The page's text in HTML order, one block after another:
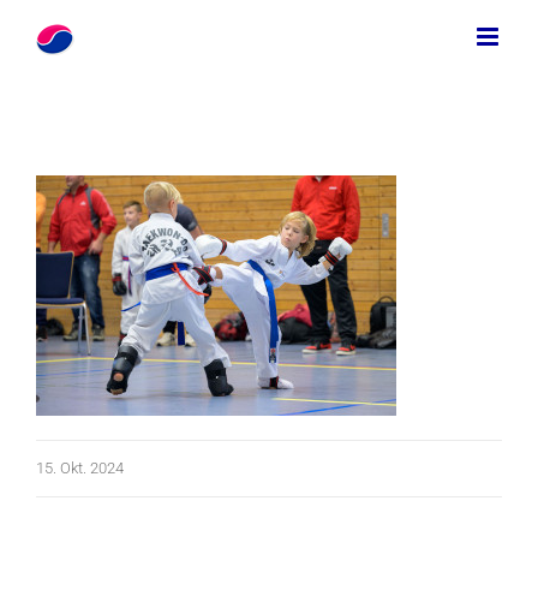
Zum
Inhalt
15. Okt. 2024